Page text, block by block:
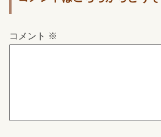
コメント ※